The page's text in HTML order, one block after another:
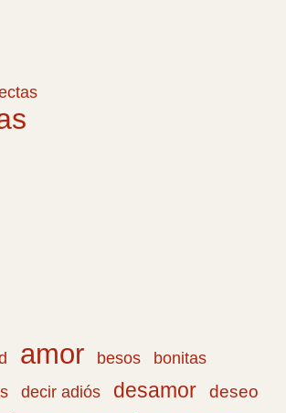
amor besos
bonitas
decir adiós desamor deseo